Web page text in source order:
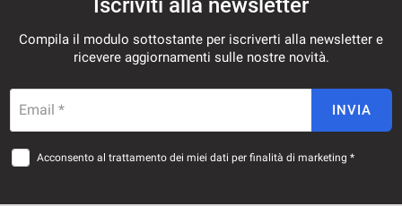
Iscriviti alla newsletter
Compila il modulo sottostante per iscriverti alla newsletter e
ricevere aggiornamenti sulle nostre novità.
Email * INVIA
Acconsento al trattamento dei miei dati per finalità di marketing *
Cookie per il miglioramento dell'esperienza utente
Cookie di marketing